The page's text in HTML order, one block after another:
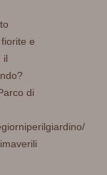
e
il
di